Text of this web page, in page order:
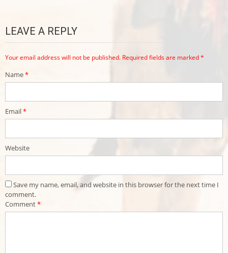
LEAVE A REPLY
Your email address will not be published. Required fields are marked*
Name*
Email*
Website
Save my name, email, and website in this browser for the next time I
comment.
Comment*